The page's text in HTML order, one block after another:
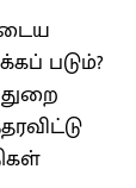
படும்?